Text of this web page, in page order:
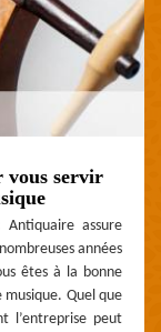
vous servir
Antiquaire assure
années
êtes à la bonne
musique. Quel que
l’entreprise peut